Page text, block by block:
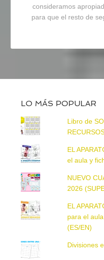
consideramos
para que el resto de
LO MÁS POPULAR
Libro de
EL
el aula y
NUEVO
2026
EL
para el
(ES/EN)
Divisiones